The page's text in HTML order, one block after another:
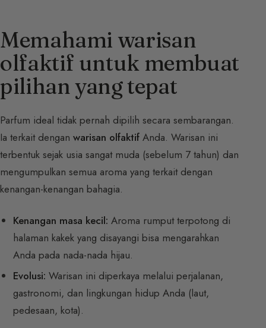
Memahami warisan
olfaktif untuk membuat
pilihan yang tepat
Parfum ideal tidak pernah dipilih secara sembarangan.
Ia terkait dengan warisan olfaktif Anda. Warisan ini
terbentuk sejak usia sangat muda (sebelum 7 tahun) dan
mengumpulkan semua aroma yang terkait dengan
kenangan-kenangan bahagia.
Kenangan masa kecil: Aroma rumput terpotong di
halaman kakek yang disayangi bisa mengarahkan
Anda pada nada-nada hijau.
Evolusi: Warisan ini diperkaya melalui perjalanan,
gastronomi, dan lingkungan hidup Anda (laut,
pedesaan, kota).